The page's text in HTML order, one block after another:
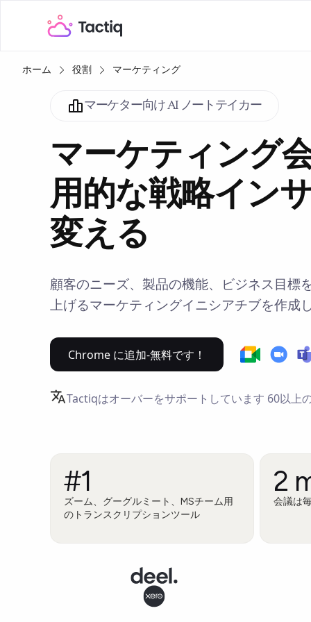
ホーム 役割 マーケティング
マーケター向け AI ノートテイカー
マーケティング
用的な戦略イン
変える
顧客のニーズ、製品の機能、ビジネス目標
上げるマーケティングイニシアチブを作成
Chrome に追加-無料です！
Tactiqはオーバーをサポートしています 60以上
#1
ズーム、グーグルミート、MSチーム用
のトランスクリプションツール
2
会議は